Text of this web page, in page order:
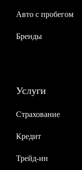
Авто с пробегом
Бренды
Услуги
Страхование
Кредит
Трейд-ин